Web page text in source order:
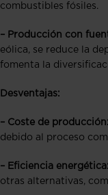
combustibles fósiles.
– Producción con
eólica, se reduce la
fomenta la
Desventajas:
– Coste de producción:
debido al proceso
– Eficiencia energética:
otras alternativas,